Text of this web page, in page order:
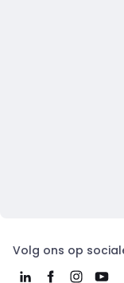
Volg ons op